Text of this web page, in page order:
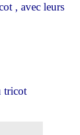
, avec leurs
tricot